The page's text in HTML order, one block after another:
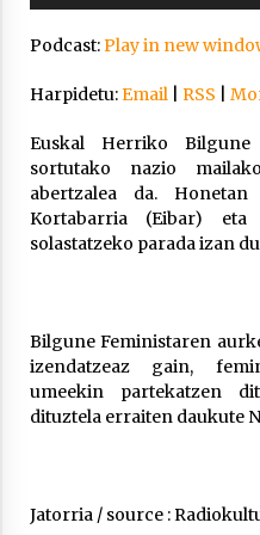
IX.
2021/
Podcast:Play in new
Harpidetu:Email| RSS
Euskal Herriko Bilgune
sortutako nazio
abertzalea da.
Kortabarria (Eibar)
solastatzeko parada izan
Bilgune Feministaren
izendatzeaz gain,
umeekin partekatzen
dituztela erraiten daukute
Jatorria / source :